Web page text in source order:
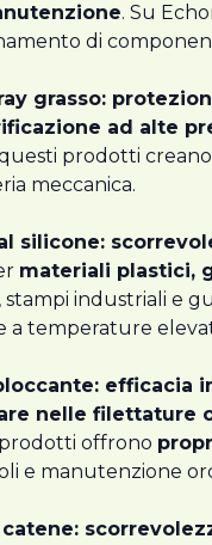
. Su
di
grasso:
ad alte
prodotti
meccanica.
silicone:
materiali plastici,
industriali e
a temperature
efficacia
nelle filettature
prodotti offrono
e manutenzione